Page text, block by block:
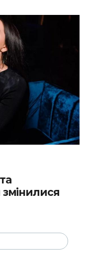
змінилися